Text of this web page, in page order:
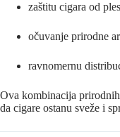
zaštitu cigara od
očuvanje prirodne
ravnomernu
Ova kombinacija
da cigare ostanu sveže i